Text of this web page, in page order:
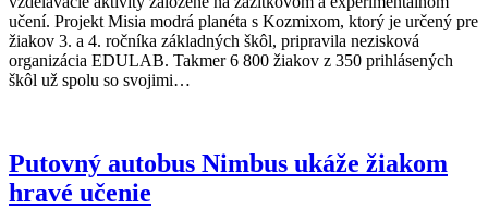
učení. Projekt Misia modrá planéta s Kozmixom, ktorý je určený pre
žiakov 3. a 4. ročníka základných škôl, pripravila nezisková
organizácia EDULAB. Takmer 6 800 žiakov z 350 prihlásených
škôl už spolu so svojimi…
Putovný autobus Nimbus ukáže žiakom
hravé učenie